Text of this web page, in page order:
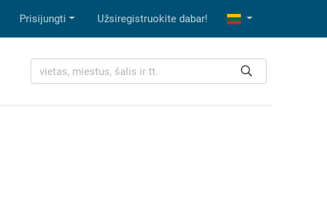
Prisijungti Užsiregistruokite dabar!